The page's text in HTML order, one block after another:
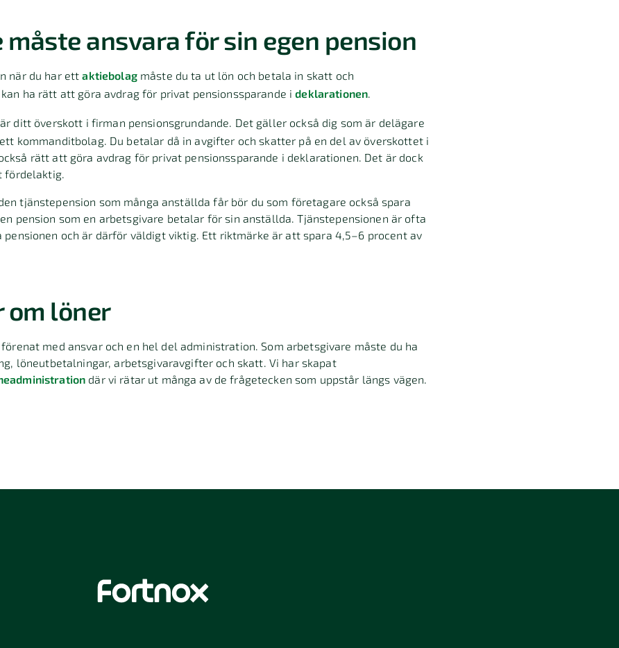
måste ansvara för sin egen pension
när du har ettaktiebolagmåste du ta ut lön och betala in skatt och
kan ha rätt att göra avdrag för privat pensionssparande ideklarationen.
är ditt överskott i firman pensionsgrundande. Det gäller också dig som är delägare
kommanditbolag. Du betalar då in avgifter och skatter på en del av överskottet i
rätt att göra avdrag för privat pensionssparande i deklarationen. Det är dock
fördelaktig.
tjänstepension som många anställda får bör du som företagare också spara
pension som en arbetsgivare betalar för sin anställda. Tjänstepensionen är ofta
pensionen och är därför väldigt viktig. Ett riktmärke är att spara 4,5–6 procent av
om löner
med ansvar och en hel del administration. Som arbetsgivare måste du ha
löneutbetalningar, arbetsgivaravgifter och skatt. Vi har skapat
där vi rätar ut många av de frågetecken som uppstår längs vägen.